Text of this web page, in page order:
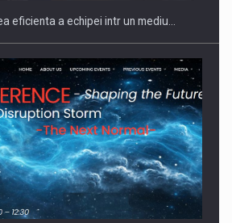
si echipa de management a…
eficienta a echipei intr un mediu…